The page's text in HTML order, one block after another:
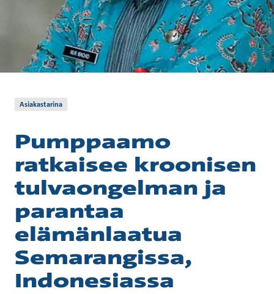
Asiakastarina
Pumppaamo
ratkaisee kroonisen
tulvaongelman ja
parantaa
elämänlaatua
Semarangissa,
Indonesiassa